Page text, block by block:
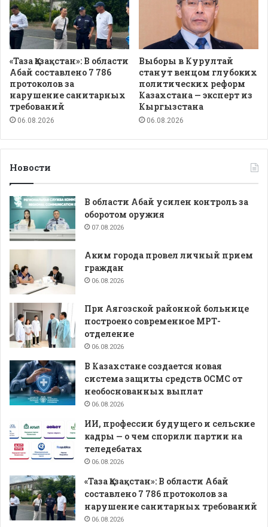
«Таза Қазақстан»: В области
Абай составлено 7 786
протоколов за
нарушение санитарных
требований
06.08.2026
Выборы в Курултай
станут венцом глубоких
политических реформ
Казахстана — эксперт из
Кыргызстана
06.08.2026
Новости
В области Абай усилен контроль за
оборотом оружия
07.08.2026
Аким города провел личный прием
граждан
06.08.2026
При Аягозской районной больнице
построено современное МРТ-
отделение
06.08.2026
В Казахстане создается новая
система защиты средств ОСМС от
необоснованных выплат
06.08.2026
ИИ, профессии будущего и сельские
кадры — о чем спорили партии на
теледебатах
06.08.2026
«Таза Қазақстан»: В области Абай
составлено 7 786 протоколов за
нарушение санитарных требований
06.08.2026